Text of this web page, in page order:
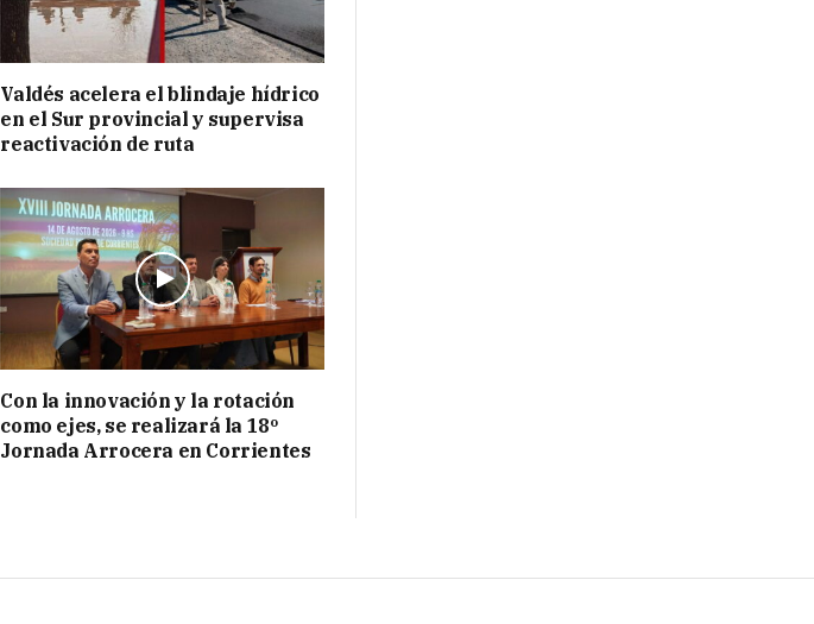
Valdés acelera el blindaje hídrico
en el Sur provincial y supervisa
reactivación de ruta
Con la innovación y la rotación
como ejes, se realizará la 18º
Jornada Arrocera en Corrientes